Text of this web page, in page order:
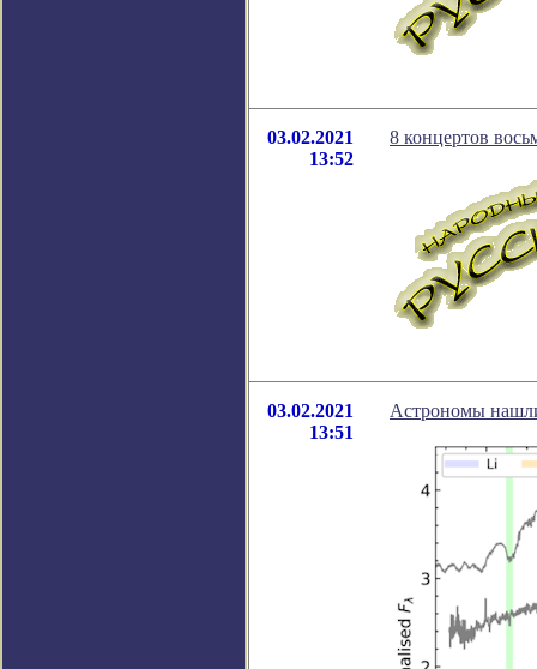
03.02.2021
13:52
8 концертов
03.02.2021
13:51
Астрономы